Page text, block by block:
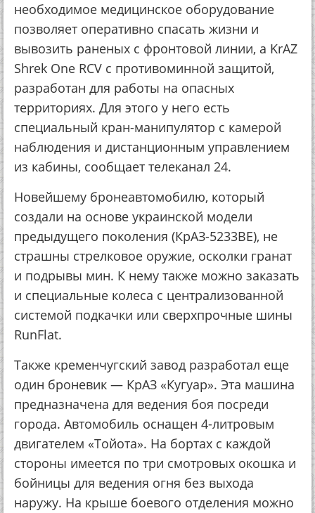
необходимое медицинское оборудование
позволяет оперативно спасать жизни и
вывозить раненых с фронтовой линии, а KrAZ
Shrek One RCV с противоминной защитой,
разработан для работы на опасных
территориях. Для этого у него есть
специальный кран-манипулятор с камерой
наблюдения и дистанционным управлением
из кабины, сообщает телеканал 24.
Новейшему бронеавтомобилю, который
создали на основе украинской модели
предыдущего поколения (КрАЗ-5233ВЕ), не
страшны стрелковое оружие, осколки гранат
и подрывы мин. К нему также можно заказать
и специальные колеса с централизованной
системой подкачки или сверхпрочные шины
RunFlat.
Также кременчугский завод разработал еще
один броневик — КрАЗ «Кугуар». Эта машина
предназначена для ведения боя посреди
города. Автомобиль оснащен 4-литровым
двигателем «Тойота». На бортах с каждой
стороны имеется по три смотровых окошка и
бойницы для ведения огня без выхода
наружу. На крыше боевого отделения можно